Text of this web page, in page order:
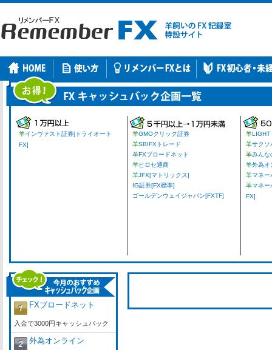
羊インヴァスト証券[トライオート
FX]
羊GMOクリック証券
羊SBIFXトレード
羊FXブロードネット
羊ヒロセ通商
羊JFX[マトリックス]
IG証券[FX標準]
ゴールデンウェイジャパン[FXTF]
羊LIGHT
羊サクソ
羊みんな
羊外為オ
羊マネー
羊マネー
FX]
FXブロードネット
入金で3000円キャッシュバック
外為オンライン